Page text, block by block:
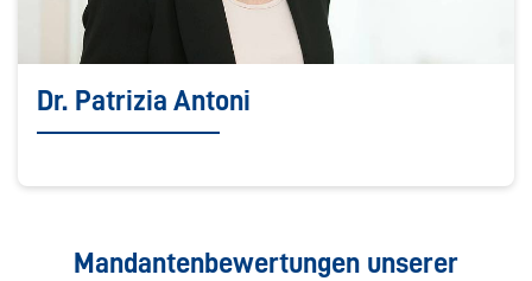
Dr. Patrizia Antoni
Mandantenbewertungen unserer